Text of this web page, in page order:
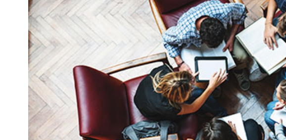
Kviss
Podden
Anmäl till språkpolisen
Föreslå nyord
Annonsera